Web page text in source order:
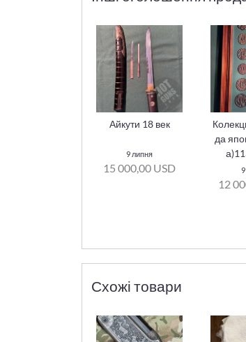
Айкути 18 век
9 липня
15 000,00 USD
да
12
Схожі товари